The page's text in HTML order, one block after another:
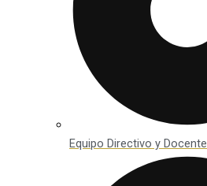
Equipo Directivo y Docente